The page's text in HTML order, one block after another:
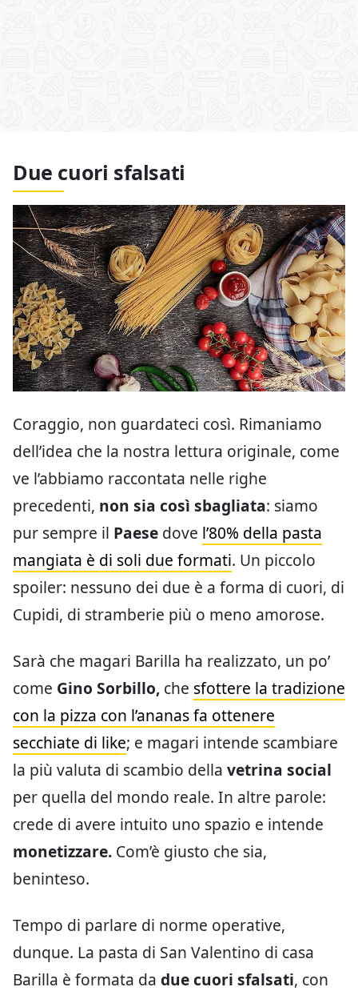
Due cuori sfalsati
Coraggio, non guardateci così. Rimaniamo
dell’idea che la nostra lettura originale, come
ve l’abbiamo raccontata nelle righe
precedenti, non sia così sbagliata: siamo
pur sempre il Paese dove l’80% della pasta
mangiata è di soli due formati. Un piccolo
spoiler: nessuno dei due è a forma di cuori, di
Cupidi, di stramberie più o meno amorose.
Sarà che magari Barilla ha realizzato, un po’
come Gino Sorbillo, che sfottere la tradizione
con la pizza con l’ananas fa ottenere
secchiate di like; e magari intende scambiare
la più valuta di scambio della vetrina social
per quella del mondo reale. In altre parole:
crede di avere intuito uno spazio e intende
monetizzare. Com’è giusto che sia,
beninteso.
Tempo di parlare di norme operative,
dunque. La pasta di San Valentino di casa
Barilla è formata da due cuori sfalsati, con